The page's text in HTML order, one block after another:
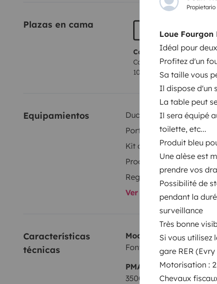
Loue Fourgon
Idéal pour
Profitez d'un
Sa taille vous
Il dispose d'un
La table peut
Il sera équipé
toilette, etc...
Produit bleu
Une alèse est
prendre vos
Possibilité de
pendant la
surveillance
Très bonne
Si vous utilisez
gare RER
Motorisation :
Chevaux
utilisez les transports en commun, le fourgon est à
RER (Evry Bras de Fer)
Motorisation : 2.3 l dci 135 cv
Chauffage : Truma D4 GazoleJantes Alu
Banquette Isofix modulable
Réfrigérateur : 70 L à
Jean-Raymond Ritter – 06
Plazas en cama
Camas 1
Cama convertible salón
1060x1745 cm
Equipamientos Ducha interior
Portabicicletas
Kit de vajilla
Productos de consumo
Regulador de velocidad
Ver todos los
Características
técnicas
Modelo
Font Vendôme Mastervan
PMA:
3500 kg